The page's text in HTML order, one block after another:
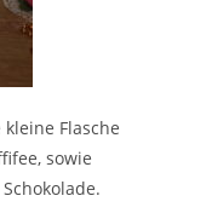
Flasche
sowie